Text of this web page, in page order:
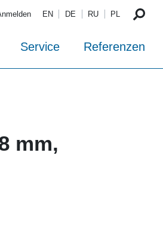
EN DE RU PL
Service Referenzen
mm,